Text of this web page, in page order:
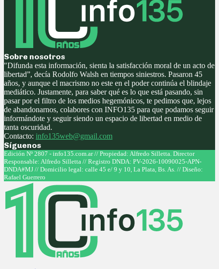
Sobre nosotros
"Difunda esta información, sienta la satisfacción moral de un acto de
libertad”, decía Rodolfo Walsh en tiempos siniestros. Pasaron 45
años, y aunque el macrismo no este en el poder continúa el blindaje
mediático. Justamente, para saber qué es lo que está pasando, sin
pasar por el filtro de los medios hegemónicos, te pedimos que, lejos
de abandonarnos, colabores con INFO135 para que podamos seguir
informándote y seguir siendo un espacio de libertad en medio de
tanta oscuridad.
Contacto: info135web@gmail.com
Síguenos
Facebook
Twitter
Instagram
Youtube
Edición Nº 2807 - info135.com.ar // Propiedad: Alfredo Silletta. Director
Responsable: Alfredo Silletta // Registro DNDA: PV-2026-10090025-APN-
DNDA#MJ // Domicilio legal: calle 45 e/ 9 y 10, La Plata, Bs. As. // Diseño:
Rafael Guerrero